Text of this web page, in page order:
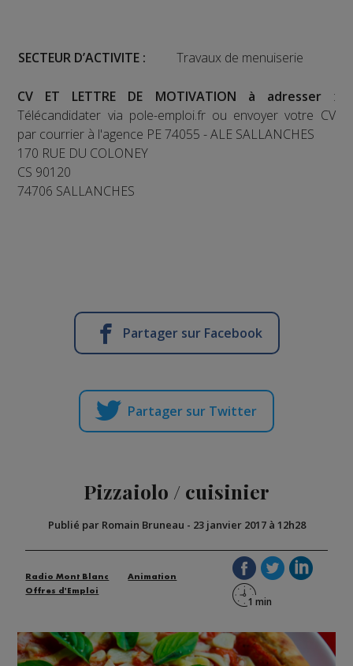
SECTEUR D’ACTIVITE : Travaux de menuiserie
CV ET LETTRE DE MOTIVATION à adresser:
Télécandidater via pole-emploi.fr ou envoyer votre CV
par courrier à l'agence PE 74055 - ALE SALLANCHES
170 RUE DU COLONEY
CS 90120
74706 SALLANCHES
Partager sur Facebook
Partager sur Twitter
Pizzaiolo / cuisinier
Publié par Romain Bruneau - 23 janvier 2017 à 12h28
Radio Mont Blanc
Animation
Offres d'Emploi